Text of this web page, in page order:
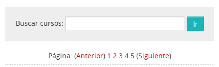
Buscar cursos:
Página: (Anterior) 1 2 3 4 5 (Siguiente)